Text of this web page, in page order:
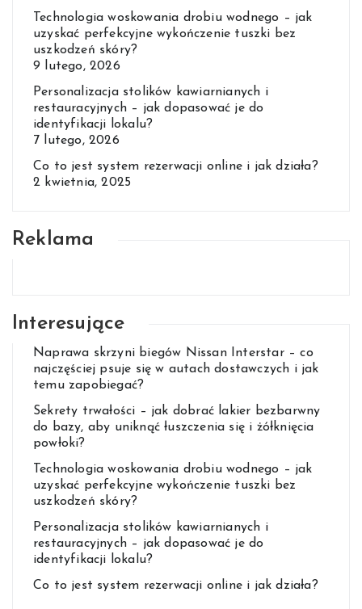
Technologia woskowania drobiu wodnego – jak
uzyskać perfekcyjne wykończenie tuszki bez
uszkodzeń skóry?
9 lutego, 2026
Personalizacja stolików kawiarnianych i
restauracyjnych – jak dopasować je do
identyfikacji lokalu?
7 lutego, 2026
Co to jest system rezerwacji online i jak działa?
2 kwietnia, 2025
Reklama
Interesujące
Naprawa skrzyni biegów Nissan Interstar – co
najczęściej psuje się w autach dostawczych i jak
temu zapobiegać?
Sekrety trwałości – jak dobrać lakier bezbarwny
do bazy, aby uniknąć łuszczenia się i żółknięcia
powłoki?
Technologia woskowania drobiu wodnego – jak
uzyskać perfekcyjne wykończenie tuszki bez
uszkodzeń skóry?
Personalizacja stolików kawiarnianych i
restauracyjnych – jak dopasować je do
identyfikacji lokalu?
Co to jest system rezerwacji online i jak działa?